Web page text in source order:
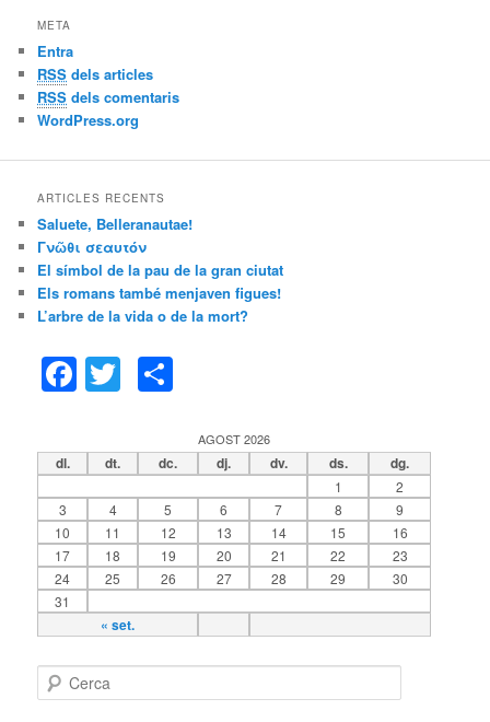
META
Entra
RSS dels articles
RSS dels comentaris
WordPress.org
ARTICLES RECENTS
Saluete, Belleranautae!
Γνῶθι σεαυτόν
El símbol de la pau de la gran ciutat
Els romans també menjaven figues!
L’arbre de la vida o de la mort?
F
c
e
b
o
o
k
T
itt
er
m
p
ar
te
ix
AGOST 2026
dl. dt. dc. dj. dv. ds. dg.
« set.
1
2
3
4 5 6 7 8
9
10
11 12 13 14 15
16
17
18 19 20 21 22
23
24
25 26 27 28 29
30
31
e